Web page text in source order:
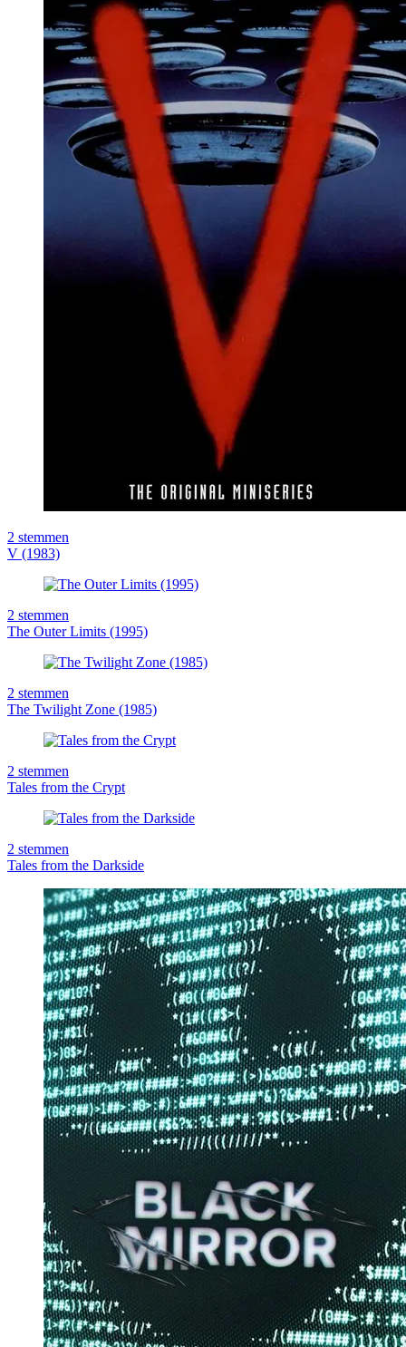
2 stemmen
V (1983)
2 stemmen
The Outer Limits (1995)
2 stemmen
The Twilight Zone (1985)
2 stemmen
Tales from the Crypt
2 stemmen
Tales from the Darkside